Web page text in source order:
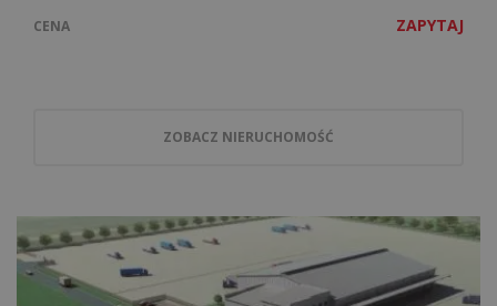
CENA ZAPYTAJ
ZOBACZ NIERUCHOMOŚĆ